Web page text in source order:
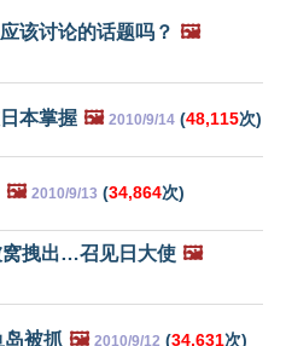
该讨论的话题吗？ 🖼️
本掌握 🖼️ 2010/9/14 (48,115次)
🖼️ 2010/9/13 (34,864次)
窝拽出…召见日大使 🖼️
被抓 🖼️ 2010/9/12 (34,631次)